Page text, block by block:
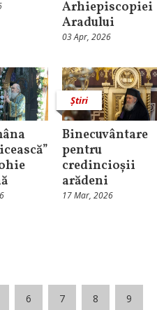
Arhiepiscopiei
Aradului
03 Apr, 2026
Știri
Binecuvântare
pentru
credincioșii
arădeni
17 Mar, 2026
6 7 8 9